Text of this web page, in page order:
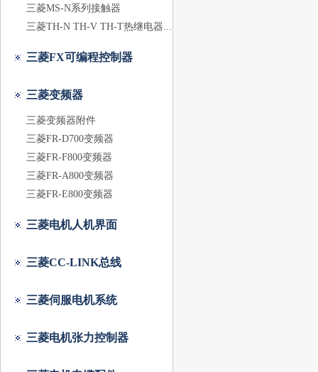
三菱MS-N系列接触器
三菱TH-N TH-V TH-T热继电器...
三菱FX可编程控制器
三菱变频器
三菱变频器附件
三菱FR-D700变频器
三菱FR-F800变频器
三菱FR-A800变频器
三菱FR-E800变频器
三菱电机人机界面
三菱CC-LINK总线
三菱伺服电机系统
三菱电机张力控制器